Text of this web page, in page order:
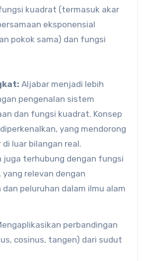
kuadrat (termasuk akar
eksponensial
pokok sama) dan fungsi
Aljabar menjadi lebih
pengenalan sistem
dan fungsi kuadrat. Konsep
yang mendorong
luar bilangan real.
juga terhubung dengan fungsi
yang relevan dengan
peluruhan dalam ilmu alam
perbandingan
cosinus, tangen) dari sudut